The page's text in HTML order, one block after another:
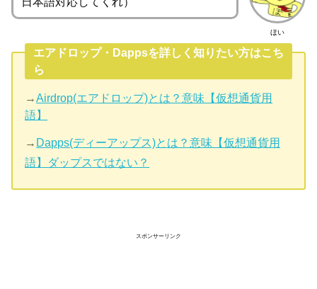
ほい
エアドロップ・Dappsを詳しく知りたい方はこち
ら
→Airdrop(エアドロップ)とは？意味【仮想通貨用
語】
→ Dapps(ディーアップス)とは？意味【仮想通貨用
語】ダップスではない？
スポンサーリンク